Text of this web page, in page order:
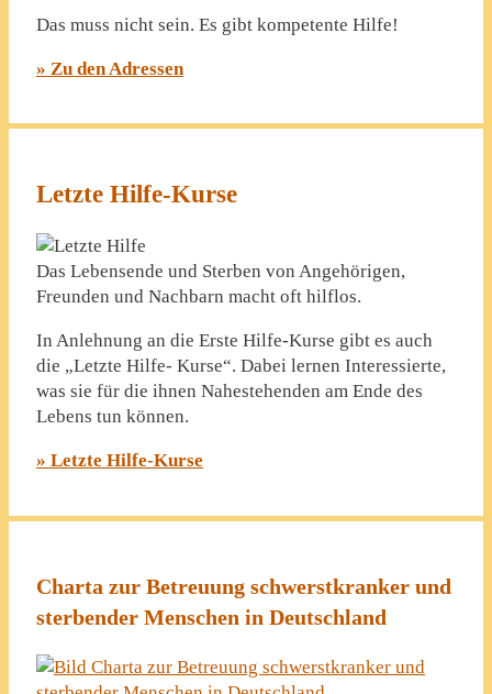
Das muss nicht sein. Es gibt kompetente Hilfe!
» Zu den Adressen
Letzte Hilfe-Kurse
Das Lebensende und Sterben von Angehörigen,
Freunden und Nachbarn macht oft hilflos.
In Anlehnung an die Erste Hilfe-Kurse gibt es auch
die „Letzte Hilfe- Kurse“. Dabei lernen Interessierte,
was sie für die ihnen Nahestehenden am Ende des
Lebens tun können.
» Letzte Hilfe-Kurse
Charta zur Betreuung schwerstkranker und
sterbender Menschen in Deutschland